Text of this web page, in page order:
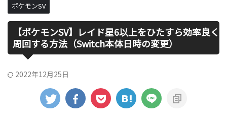
ポケモンSV
【ポケモンSV】レイド星6以上をひたすら効率良く
周回する方法（Switch本体日時の変更）
2022年12月25日